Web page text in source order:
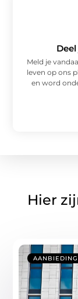
Meld je
leven op ons
en word
Hier